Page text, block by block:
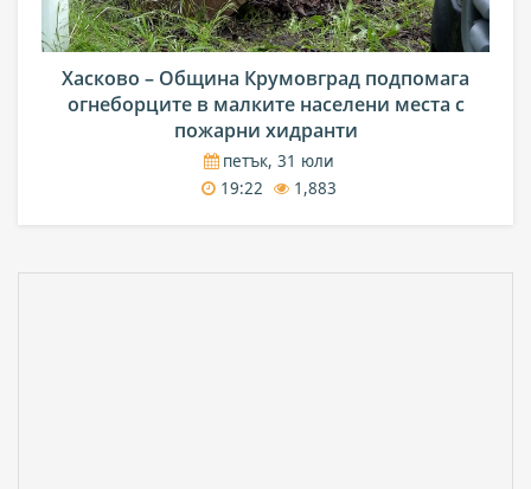
Хасково – Община Крумовград подпомага
огнеборците в малките населени места с
пожарни хидранти
петък, 31 юли
19:22
1,883